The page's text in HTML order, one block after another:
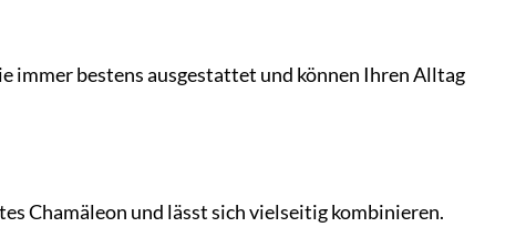
immer bestens ausgestattet und können Ihren Alltag
Chamäleon und lässt sich vielseitig kombinieren.